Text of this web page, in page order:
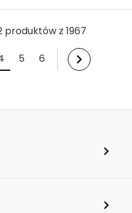
produktów z 1967
5 6